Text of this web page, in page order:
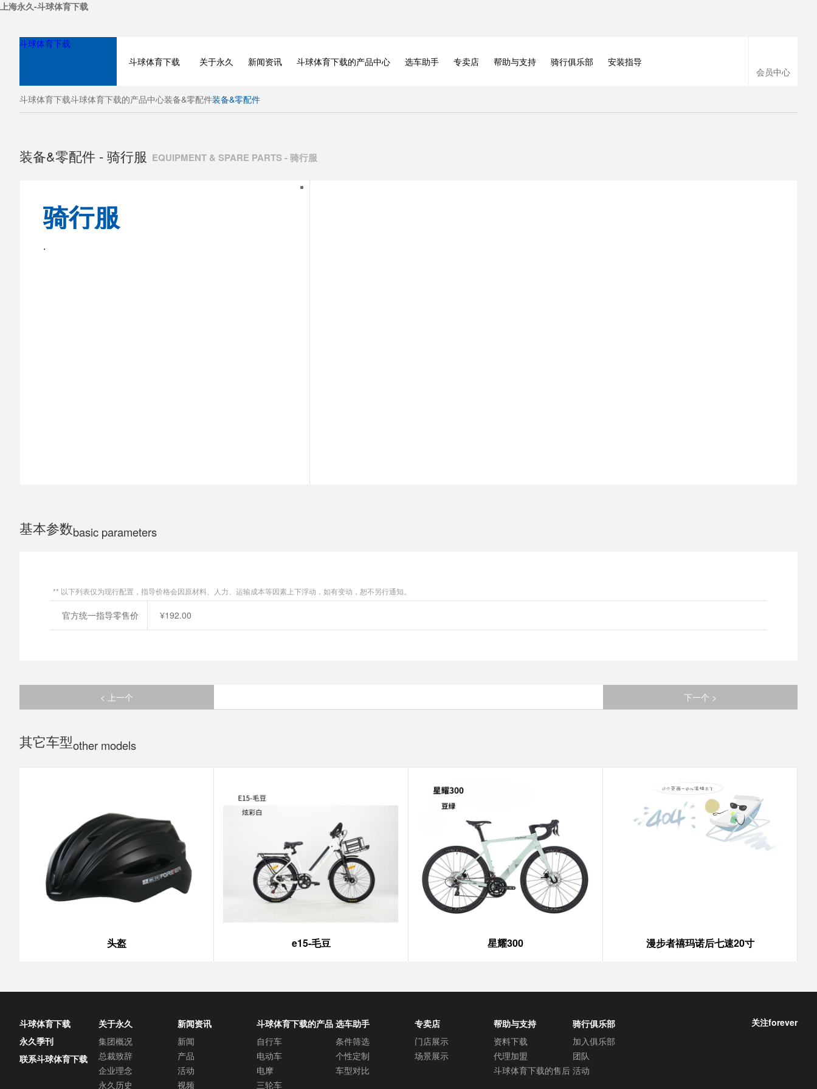
上海永久-斗球体育下载
斗球体育下载
会员中心
斗球体育下载 关于永久 新闻资讯 斗球体育下载的产品中心 选车助手 专卖店 帮助与支持 骑行俱乐部 安装指导
斗球体育下载斗球体育下载的产品中心装备&零配件装备&零配件
BICYCLE
装备&零配件 - 骑行服 EQUIPMENT & SPARE PARTS - 骑行服
骑行服
.
基本参数basic parameters
** 以下列表仅为现行配置，指导价格会因原材料、人力、运输成本等因素上下浮动，如有变动，恕不另行通知。
官方统一指导零售价 ¥192.00
< 上一个 下一个 >
其它车型other models
头盔 e15-毛豆 星耀300 漫步者禧玛诺后七速20寸
斗球体育下载
永久季刊
联系斗球体育下载
关于永久
集团概况
总裁致辞
企业理念
永久历史
新闻资讯
新闻
产品
活动
视频
斗球体育下载的产品
中心
自行车
电动车
电摩
三轮车
选车助手
条件筛选
个性定制
车型对比
专卖店
门店展示
场景展示
帮助与支持
资料下载
代理加盟
斗球体育下载的售后
骑行俱乐部
加入俱乐部
团队
活动
关注forever